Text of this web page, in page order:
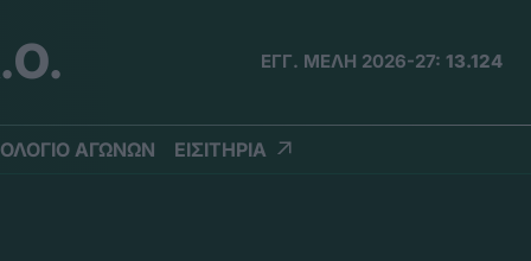
ΕΓΓ. ΜΕΛΗ 2026-27: 13.124
ΑΓΩΝΩΝ ΕΙΣΙΤΗΡΙΑ